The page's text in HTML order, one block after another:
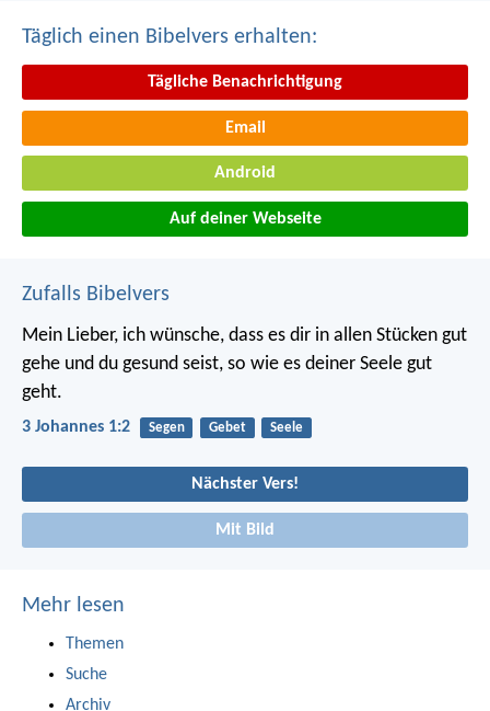
Täglich einen Bibelvers erhalten:
Tägliche Benachrichtigung
Email
Android
Auf deiner Webseite
Zufalls Bibelvers
Mein Lieber, ich wünsche, dass es dir in allen Stücken gut
gehe und du gesund seist, so wie es deiner Seele gut
geht.
3 Johannes 1:2 Segen Gebet Seele
Nächster Vers!
Mit Bild
Mehr lesen
Themen
Suche
Archiv